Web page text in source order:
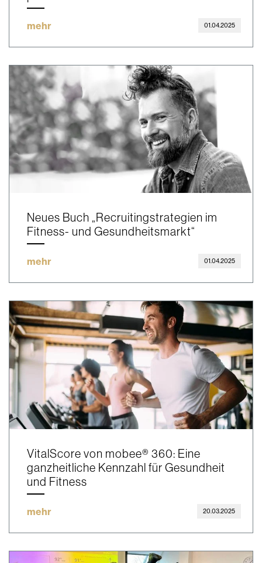
mehr 01.04.2025
Neues Buch „Recruitingstrategien im
Fitness- und Gesundheitsmarkt“
mehr 01.04.2025
VitalScore von mobee® 360: Eine
ganzheitliche Kennzahl für Gesundheit
und Fitness
mehr 20.03.2025